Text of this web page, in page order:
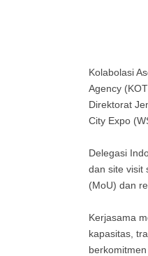
Kolabolasi
Agency
Direktorat
City Expo
Delegasi
dan site visit
(MoU) dan
Kerjasama
kapasitas,